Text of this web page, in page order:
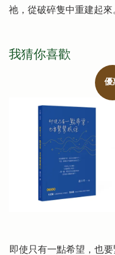
祂，從破碎隻中重建起來
我猜你喜歡
優
即使只有一點希望，也要